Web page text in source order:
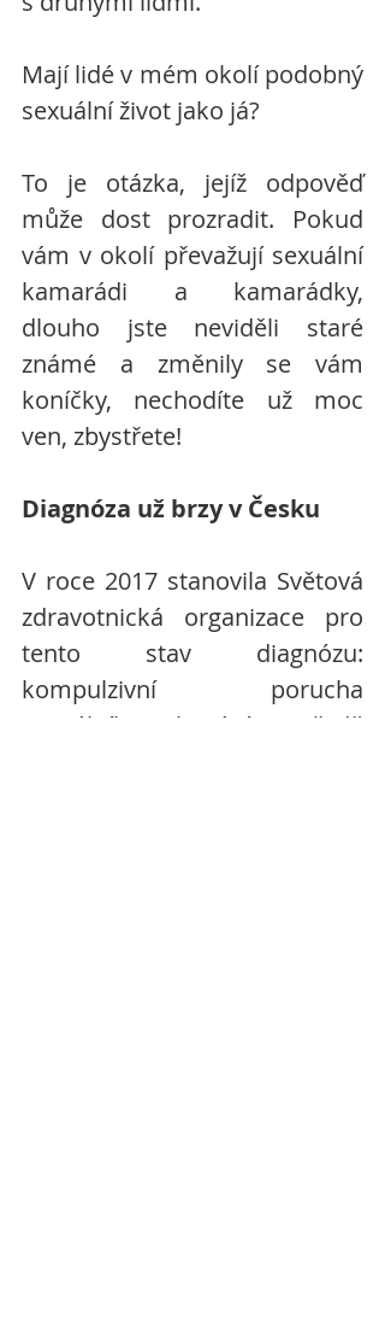
Mají lidé v mém okolí podobný
sexuální život jako já?
To je otázka, jejíž odpověď
může dost prozradit. Pokud
vám v okolí převažují sexuální
kamarádi a kamarádky,
dlouho jste neviděli staré
známé a změnily se vám
koníčky, nechodíte už moc
ven, zbystřete!
Diagnóza už brzy v Česku
V roce 2017 stanovila Světová
zdravotnická organizace pro
tento stav diagnózu:
kompulzivní porucha
sexuálního chování. V řadě